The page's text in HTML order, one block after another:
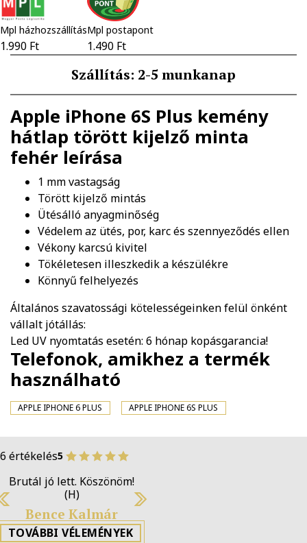
Mpl házhozszállítás
1.990 Ft
Mpl postapont
1.490 Ft
Szállítás: 2-5 munkanap
Apple iPhone 6S Plus kemény
hátlap törött kijelző minta
fehér leírása
1 mm vastagság
Törött kijelző mintás
Ütésálló anyagminőség
Védelem az ütés, por, karc és szennyeződés ellen
Vékony karcsú kivitel
Tökéletesen illeszkedik a készülékre
Könnyű felhelyezés
Általános szavatossági kötelességeinken felül önként
vállalt jótállás:
Led UV nyomtatás esetén: 6 hónap kopásgarancia!
Telefonok, amikhez a termék
használható
APPLE IPHONE 6 PLUS APPLE IPHONE 6S PLUS
6 értékelés5
Brutál jó lett. Köszönöm!
(H)
Bence Kalmár
Previous
Next
TOVÁBBI VÉLEMÉNYEK